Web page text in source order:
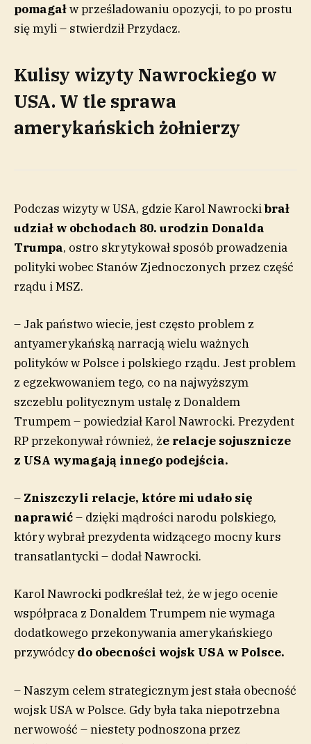
pomagałw prześladowaniu opozycji, to po prostu
się myli – stwierdził Przydacz.
Kulisy wizyty Nawrockiego w
USA. W tle sprawa
amerykańskich żołnierzy
Podczas wizyty w USA, gdzie Karol Nawrockibrał
udział w obchodach 80. urodzin Donalda
Trumpa, ostro skrytykował sposób prowadzenia
polityki wobec Stanów Zjednoczonych przez część
rządu i MSZ.
– Jak państwo wiecie, jest często problem z
antyamerykańską narracją wielu ważnych
polityków w Polsce i polskiego rządu. Jest problem
z egzekwowaniem tego, co na najwyższym
szczeblu politycznym ustalę z Donaldem
Trumpem – powiedział Karol Nawrocki. Prezydent
RP przekonywał również, że relacje sojusznicze
z USA wymagają innego podejścia.
– Zniszczyli relacje, które mi udało się
naprawić– dzięki mądrości narodu polskiego,
który wybrał prezydenta widzącego mocny kurs
transatlantycki – dodał Nawrocki.
Karol Nawrocki podkreślał też, że w jego ocenie
współpraca z Donaldem Trumpem nie wymaga
dodatkowego przekonywania amerykańskiego
przywódcydo obecności wojsk USA w Polsce.
– Naszym celem strategicznym jest stała obecność
wojsk USA w Polsce. Gdy była taka niepotrzebna
nerwowość – niestety podnoszona przez